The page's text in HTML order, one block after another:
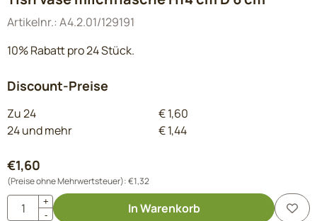
Artikelnr.: A4.2.01/129191
10% Rabatt pro 24 Stück.
Discount-Preise
Zu 24 €1,60
24 und mehr
€1,44
€1,60
(Preise ohne Mehrwertsteuer):€1,32
Anzahl
+
-
In Warenkorb